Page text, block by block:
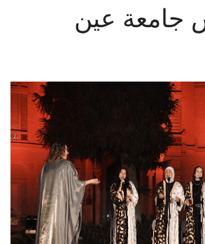
المراكز والوحدات
الإعلام
تواصل معنا
الطلاب
هيئة التدريس
جامعة عين